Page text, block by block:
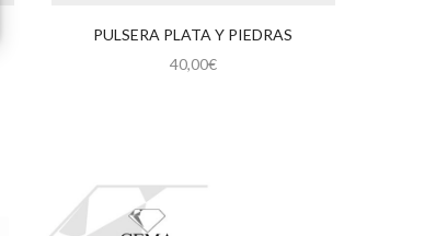
PULSERA PLATA Y PIEDRAS
40,00€